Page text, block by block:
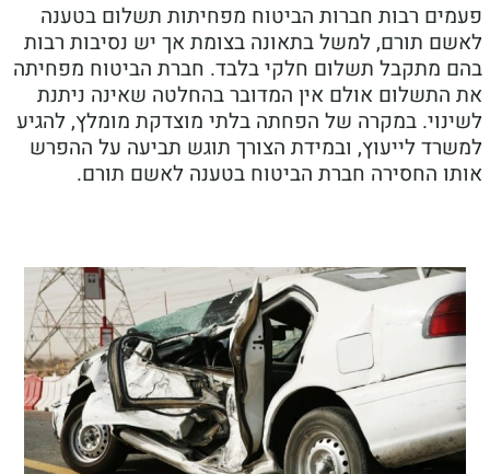
רבות חברות הביטוח מפחיתות תשלום בטענה
תורם, למשל בתאונה בצומת אך יש נסיבות רבות
מתקבל תשלום חלקי בלבד. חברת הביטוח מפחיתה
אולם אין המדובר בהחלטה שאינה ניתנת
במקרה של הפחתה בלתי מוצדקת מומלץ, להגיע
לייעוץ, ובמידת הצורך תוגש תביעה על ההפרש
החסירה חברת הביטוח בטענה לאשם תורם.